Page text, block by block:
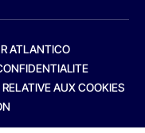
ATLANTICO
AUX COOKIES